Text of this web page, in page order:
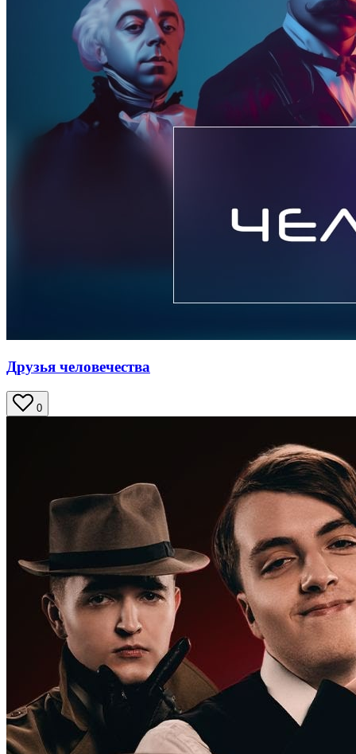
Друзья человечества
0